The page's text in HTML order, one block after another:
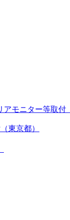
モニター等取付
東京都）